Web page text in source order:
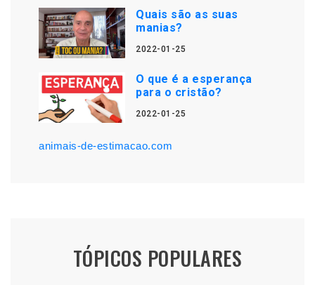
Quais são as suas
manias?
2022-01-25
O que é a esperança
para o cristão?
2022-01-25
animais-de-estimacao.com
TÓPICOS POPULARES